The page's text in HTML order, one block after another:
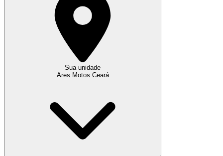
Sua unidade
Ares Motos Ceará